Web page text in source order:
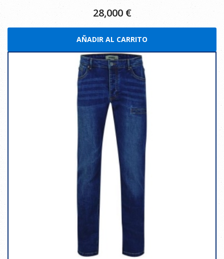
28,000 €
AÑADIR AL CARRITO